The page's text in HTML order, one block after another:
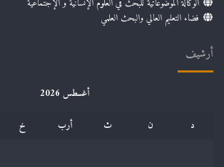
فضاء التعليم العالي والبحث العلمي
أرشيف
أغسطس 2026
د
ن ث أرب خ